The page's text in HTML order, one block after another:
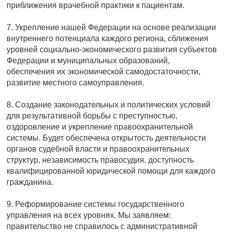
приближения врачебной практики к пациентам.
7. Укрепление нашей Федерации на основе реализации
внутреннего потенциала каждого региона, сближения
уровней социально-экономического развития субъектов
Федерации и муниципальных образований,
обеспечения их экономической самодостаточности,
развитие местного самоуправления.
8. Создание законодательных и политических условий
для результативной борьбы с преступностью,
оздоровление и укрепление правоохранительной
системы. Будет обеспечена открытость деятельности
органов судебной власти и правоохранительных
структур, независимость правосудия, доступность
квалифицированной юридической помощи для каждого
гражданина.
9. Реформирование системы государственного
управления на всех уровнях. Мы заявляем:
правительство не справилось с административной